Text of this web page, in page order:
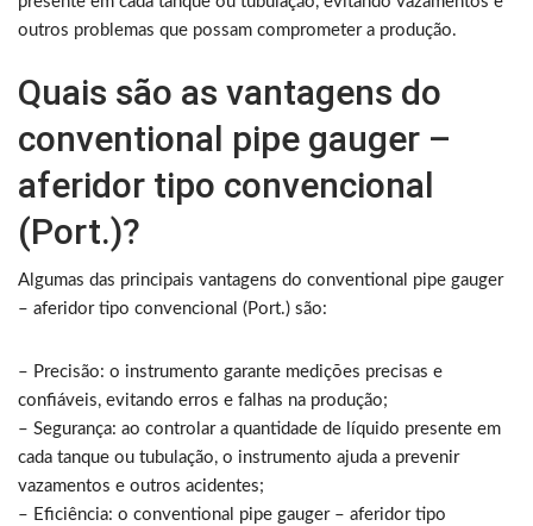
outros problemas que possam comprometer a produção.
Quais são as vantagens do
conventional pipe gauger –
aferidor tipo convencional
(Port.)?
Algumas das principais vantagens do conventional pipe gauger
– aferidor tipo convencional (Port.) são:
– Precisão: o instrumento garante medições precisas e
confiáveis, evitando erros e falhas na produção;
– Segurança: ao controlar a quantidade de líquido presente em
cada tanque ou tubulação, o instrumento ajuda a prevenir
vazamentos e outros acidentes;
– Eficiência: o conventional pipe gauger – aferidor tipo